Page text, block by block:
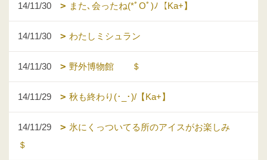
14/11/30 また､会ったね(*ﾟOﾟ)ﾉ【Ka+】
14/11/30 わたしミシュラン
14/11/30 野外博物館 ＄
14/11/29 秋も終わり(･_･)/【Ka+】
14/11/29
氷にくっついてる所のアイスがお楽しみ
＄